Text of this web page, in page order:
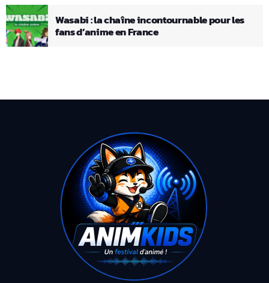
Wasabi : la chaîne incontournable pour les
fans d’anime en France